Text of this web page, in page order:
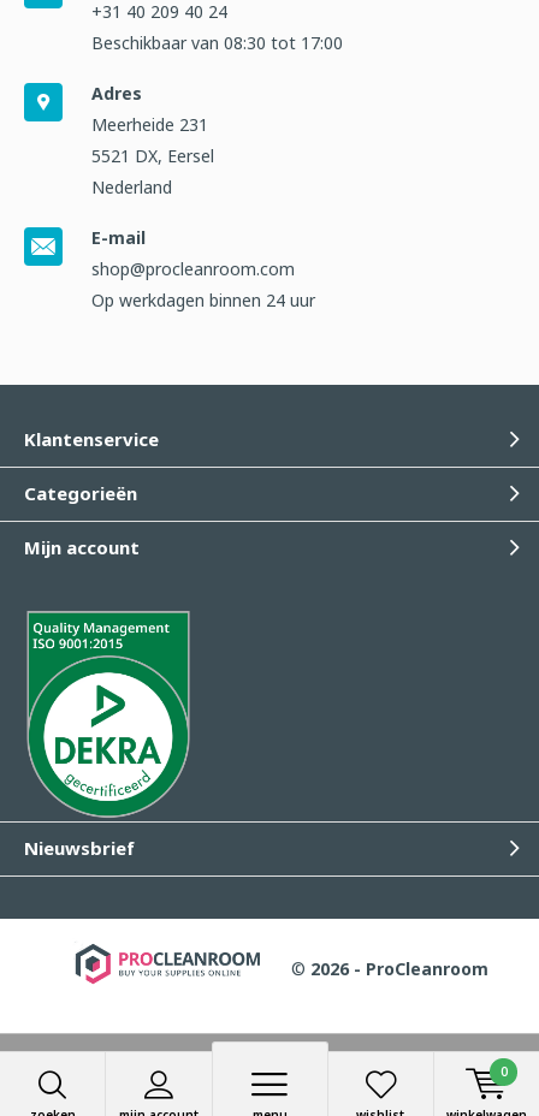
0
+31 40 209 40 24
Beschikbaar van 08:30 tot 17:00
Adres
Meerheide 231
5521 DX, Eersel
Nederland
E-mail
shop@procleanroom.com
Op werkdagen binnen 24 uur
Klantenservice
Categorieën
Mijn account
Nieuwsbrief
© 2026 - ProCleanroom
Wij slaan cookies op om onze website te verbeteren. Is dat
akkoord? Ja Nee Meer over cookies »